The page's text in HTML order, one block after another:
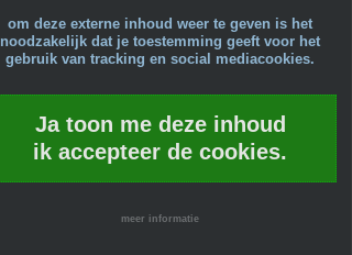
om deze externe inhoud weer te geven is het
noodzakelijk dat je toestemming geeft voor het
gebruik van tracking en social mediacookies.
Ja toon me deze inhoud
ik accepteer de cookies.
meer informatie